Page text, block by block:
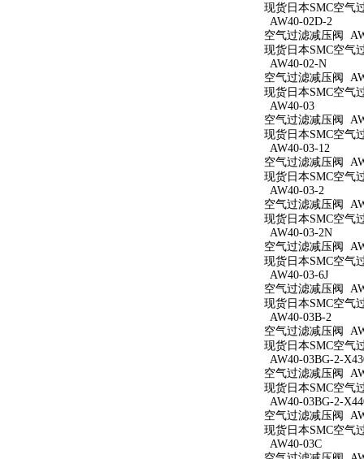
现货日本SMC空气
AW40-02D-2
空气过滤减压阀
现货日本SMC空气
AW40-02-N
空气过滤减压阀
现货日本SMC空气
AW40-03
空气过滤减压阀
现货日本SMC空气
AW40-03-12
空气过滤减压阀
现货日本SMC空气
AW40-03-2
空气过滤减压阀
现货日本SMC空气
AW40-03-2N
空气过滤减压阀
现货日本SMC空气
AW40-03-6J
空气过滤减压阀
现货日本SMC空气
AW40-03B-2
空气过滤减压阀
现货日本SMC空气
AW40-03BG-2-
空气过滤减压阀
现货日本SMC空气
AW40-03BG-2-
空气过滤减压阀
现货日本SMC空气
AW40-03C